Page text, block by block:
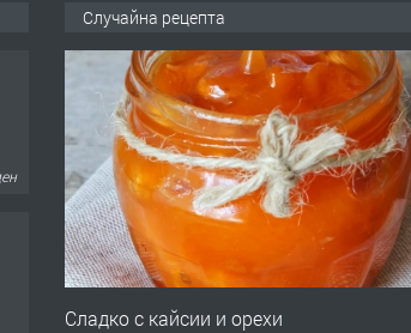
Случайна рецепта
Сладко с кайсии и орехи